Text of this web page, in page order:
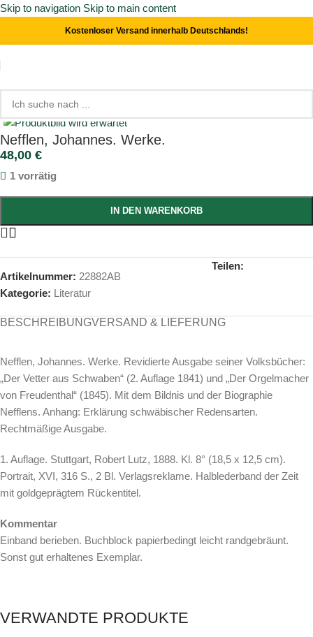
Skip to navigation Skip to main content
Kostenloser Versand innerhalb Deutschlands!
Start/ Literatur
Click to enlarge
Nefflen, Johannes. Werke.
48,00 €
1 vorrätig
IN DEN WARENKORB
Artikelnummer: 22882AB
Kategorie: Literatur
Teilen:
BESCHREIBUNGVERSAND & LIEFERUNG
Nefflen, Johannes. Werke. Revidierte Ausgabe seiner Volksbücher:
„Der Vetter aus Schwaben“ (2. Auflage 1841) und „Der Orgelmacher
von Freudenthal“ (1845). Mit dem Bildnis und der Biographie
Nefflens. Anhang: Erklärung schwäbischer Redensarten.
Rechtmäßige Ausgabe.
1. Auflage. Stuttgart, Robert Lutz, 1888. Kl. 8° (18,5 x 12,5 cm).
Portrait, XVI, 316 S., 2 Bl. Verlagsreklame. Halblederband der Zeit
mit goldgeprägtem Rückentitel.
Kommentar
Einband berieben. Buchblock papierbedingt leicht randgebräunt.
Sonst gut erhaltenes Exemplar.
VERWANDTE PRODUKTE